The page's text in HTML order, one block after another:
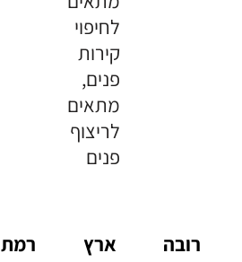
לחיפוי
קירות
פנים,
מתאים
לריצוף
פנים
רובה ארץ רמת